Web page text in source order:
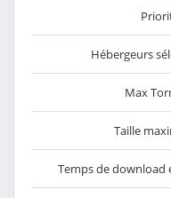
Hébergeurs
Max
Taille
Temps de download